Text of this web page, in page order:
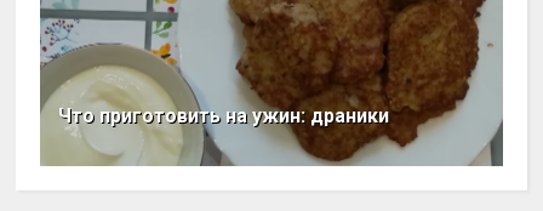
Что приготовить на ужин: драники